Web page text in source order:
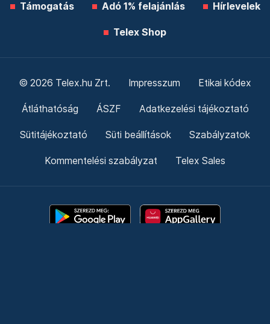
Támogatás Adó 1% felajánlás Hírlevelek
Telex Shop
© 2026 Telex.hu Zrt. Impresszum Etikai kódex
Átláthatóság ÁSZF Adatkezelési tájékoztató
Sütitájékoztató Süti beállítások Szabályzatok
Kommentelési szabályzat Telex Sales